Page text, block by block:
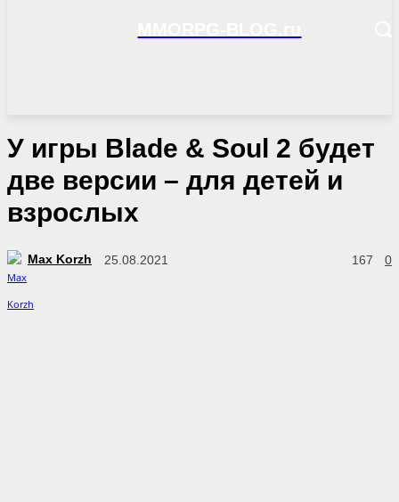
У игры Blade & Soul 2 будет
две версии – для детей и
взрослых
Max Korzh 25.08.2021 0
167